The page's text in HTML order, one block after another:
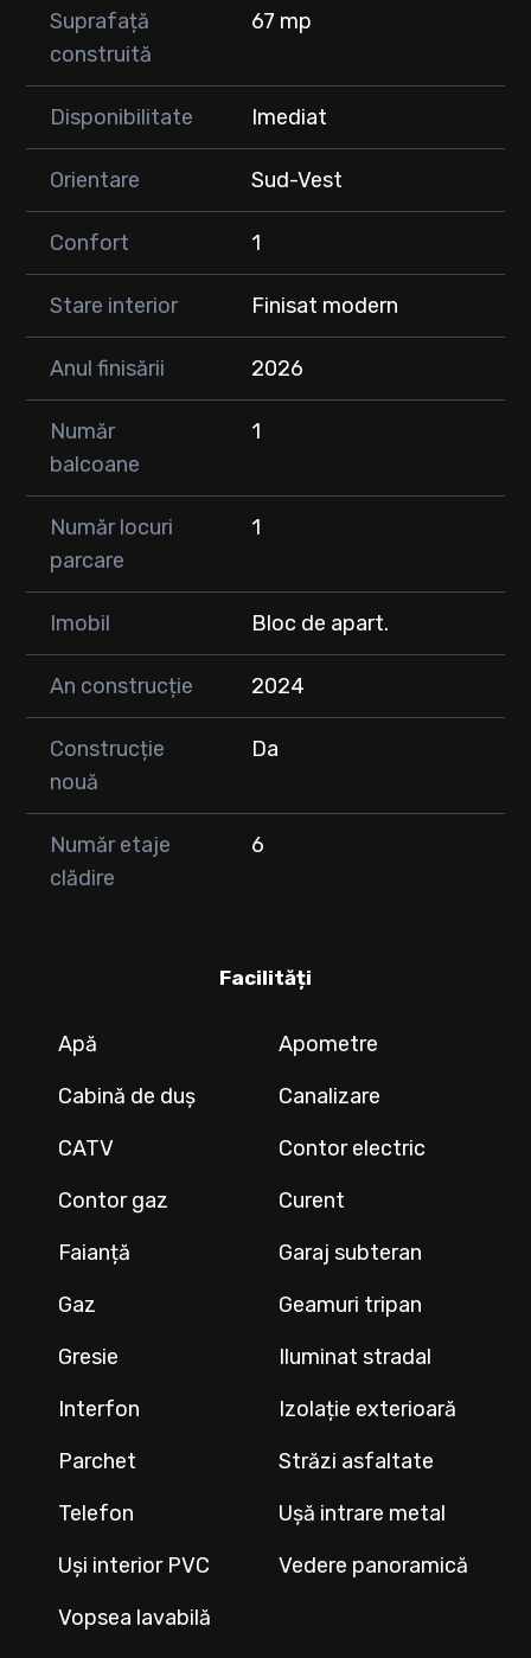
Suprafață
construită
67 mp
Disponibilitate Imediat
Orientare Sud-Vest
Confort 1
Stare interior Finisat modern
Anul finisării 2026
Număr
balcoane
1
Număr locuri
parcare
1
Imobil Bloc de apart.
An construcție 2024
Construcție
nouă
Da
Număr etaje
clădire
6
Facilități
Apă
Apometre
Cabină de duș
Canalizare
CATV
Contor electric
Contor gaz
Curent
Faianță
Garaj subteran
Gaz
Geamuri tripan
Gresie
Iluminat stradal
Interfon
Izolație exterioară
Parchet
Străzi asfaltate
Telefon
Ușă intrare metal
Uși interior PVC
Vedere panoramică
Vopsea lavabilă